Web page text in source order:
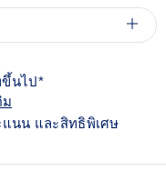
ขึ้นไป*
ม
แนน และสิทธิพิเศษ